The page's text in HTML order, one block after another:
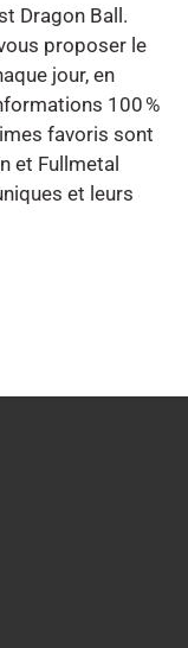
Dragon Ball.
proposer le
jour, en
100 %
favoris sont
et Fullmetal
et leurs